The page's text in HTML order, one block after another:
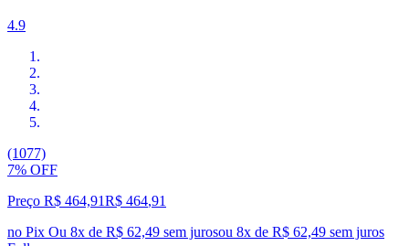
4.9
(1077)
7% OFF
Preço R$ 464,91R$ 464,91
no Pix Ou 8x de R$ 62,49 sem jurosou 8x de R$ 62,49 sem juros